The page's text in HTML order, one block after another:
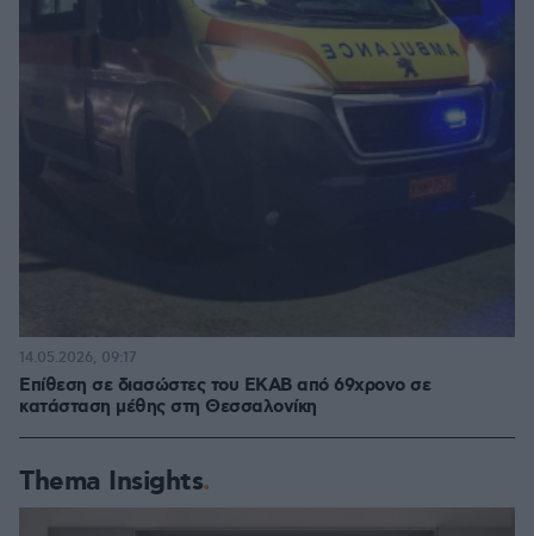
Επίθεση σε διασώστες του ΕΚΑΒ από 69χρονο σε
κατάσταση μέθης στη Θεσσαλονίκη
14.05.2026, 09:17
Thema Insights